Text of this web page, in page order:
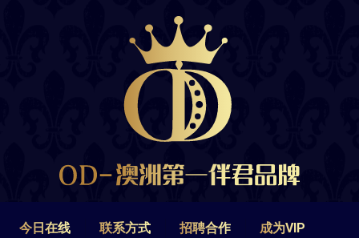
今日在线 联系方式 招聘合作 成为VIP
联系方式 招聘合作
布里斯班